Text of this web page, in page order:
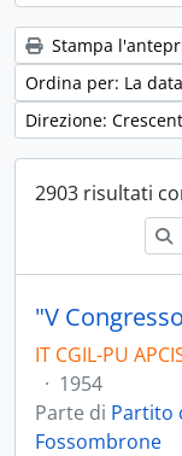
Stampa
Ordina per: La
Direzione:
2903 risultati
IT CGIL-PU
· 1954
Parte di Partito
Fossombrone